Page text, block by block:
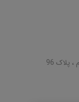
پلاک 96